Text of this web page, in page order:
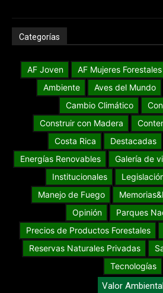
Categorías
AF Joven AF Mujeres Forestales
Ambiente
Aves del Mundo
Cambio Climático
Construir con Madera
Costa Rica
Destacadas
Energías Renovables
Galería de
Institucionales
Manejo de Fuego
Opinión
Parques
Precios de Productos Forestales
Reservas Naturales Privadas
Tecnologías
Valor